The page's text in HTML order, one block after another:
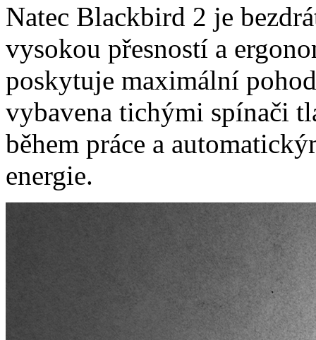
Natec Blackbird 2 je
vysokou přesností a
poskytuje maximální
vybavena tichými spínači
během práce a
energie.